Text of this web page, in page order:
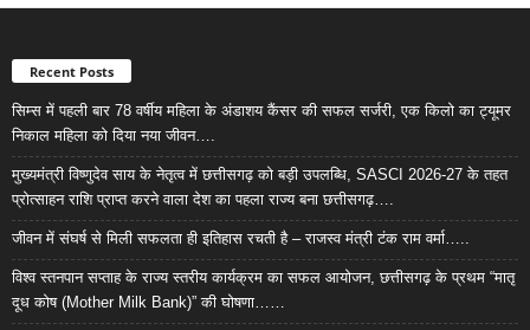
Recent Posts
सिम्स में पहली बार 78 वर्षीय महिला के अंडाशय कैंसर की सफल सर्जरी, एक किलो का ट्यूमर
निकाल महिला को दिया नया जीवन….
मुख्यमंत्री विष्णुदेव साय के नेतृत्व में छत्तीसगढ़ को बड़ी उपलब्धि, SASCI 2026-27 के तहत
प्रोत्साहन राशि प्राप्त करने वाला देश का पहला राज्य बना छत्तीसगढ़….
जीवन में संघर्ष से मिली सफलता ही इतिहास रचती है – राजस्व मंत्री टंक राम वर्मा…..
विश्व स्तनपान सप्ताह के राज्य स्तरीय कार्यक्रम का सफल आयोजन, छत्तीसगढ़ के प्रथम “मातृ
दूध कोष (Mother Milk Bank)” की घोषणा……